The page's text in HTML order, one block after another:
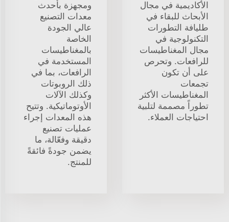
الأكاديمية في مجال
الأبحاث للبقاء في
طليافة التطورات
التكنولوجية في
مجال المغناطيسات
للرافعات. وتحرص
على أن تكون
تجمعات
المغناطيسات الأكثر
تطوراً مصممة لتلبية
احتياجات العملاء.
ومجهزة بأحدث
معدات التصنيع
عالي الجودة
الخاصة
بالمغناطيسات
المستخدمة في
الرافعات، بما في
ذلك الروبوتات
وكذلك الآلات
الأوتوماتيكية. وتتيح
هذه المعدات إجراء
عمليات تصنيع
دقيقة وفعّالة، ما
يضمن جودةً فائقةً
للمنتج.